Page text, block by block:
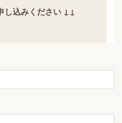
し込みください ↓↓